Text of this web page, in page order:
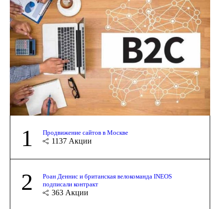
1 Продвижение сайтов в Москве
1137 Акции
2
Роан Деннис и британская велокоманда INEOS
подписали контракт
363 Акции